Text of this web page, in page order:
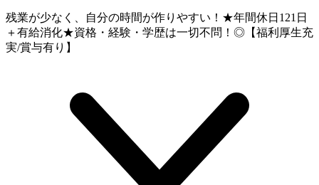
残業が少なく、自分の時間が作りやすい！★年間休日121日
＋有給消化★資格・経験・学歴は一切不問！◎【福利厚生充
実/賞与有り】